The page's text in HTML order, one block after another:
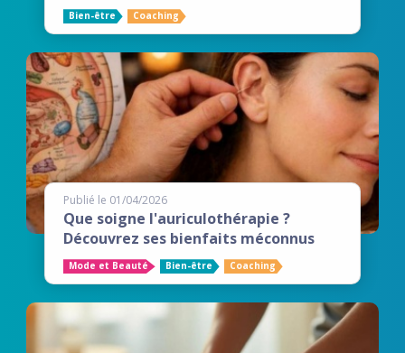
Bien-être Coaching
Publié le 01/04/2026
Que soigne l'auriculothérapie ?
Découvrez ses bienfaits méconnus
Mode et Beauté Bien-être Coaching